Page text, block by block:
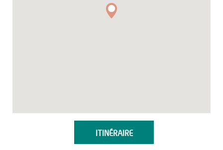
ITINÉRAIRE